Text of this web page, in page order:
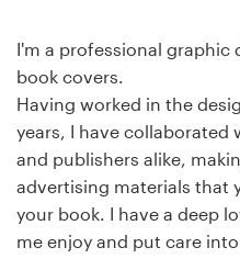
I'm a professional graphic
book covers.
Having worked in the
years, I have
and publishers alike,
advertising materials that
your book. I have a deep
me enjoy and put care
Descubra la inspiración
99designs Studio
99designs Pro